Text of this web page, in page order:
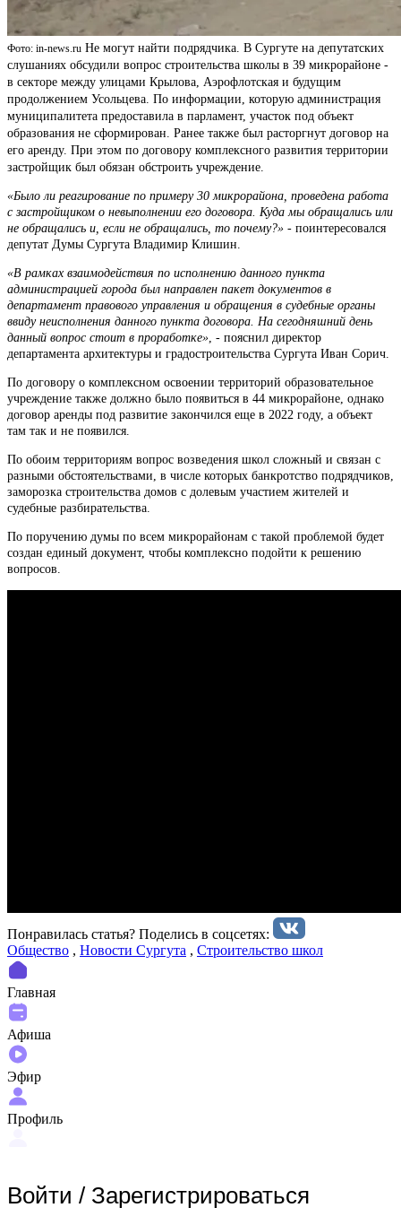
Фото: in-news.ru Не могут найти подрядчика. В Сургуте на депутатских
слушаниях обсудили вопрос строительства школы в 39 микрорайоне -
в секторе между улицами Крылова, Аэрофлотская и будущим
продолжением Усольцева. По информации, которую администрация
муниципалитета предоставила в парламент, участок под объект
образования не сформирован. Ранее также был расторгнут договор на
его аренду. При этом по договору комплексного развития территории
застройщик был обязан обстроить учреждение.
«Было ли реагирование по примеру 30 микрорайона, проведена работа
с застройщиком о невыполнении его договора. Куда мы обращались или
не обращались и, если не обращались, то почему?» - поинтересовался
депутат Думы Сургута Владимир Клишин.
«В рамках взаимодействия по исполнению данного пункта
администрацией города был направлен пакет документов в
департамент правового управления и обращения в судебные органы
ввиду неисполнения данного пункта договора. На сегодняшний день
данный вопрос стоит в проработке» , - пояснил директор
департамента архитектуры и градостроительства Сургута Иван Сорич.
По договору о комплексном освоении территорий образовательное
учреждение также должно было появиться в 44 микрорайоне, однако
договор аренды под развитие закончился еще в 2022 году, а объект
там так и не появился.
По обоим территориям вопрос возведения школ сложный и связан с
разными обстоятельствами, в числе которых банкротство подрядчиков,
заморозка строительства домов с долевым участием жителей и
судебные разбирательства.
По поручению думы по всем микрорайонам с такой проблемой будет
создан единый документ, чтобы комплексно подойти к решению
вопросов.
Понравилась статья? Поделиcь в соцсетях:
Общество , Новости Сургута , Строительство школ
Главная
Афиша
Эфир
Профиль
Войти / Зарегистрироваться